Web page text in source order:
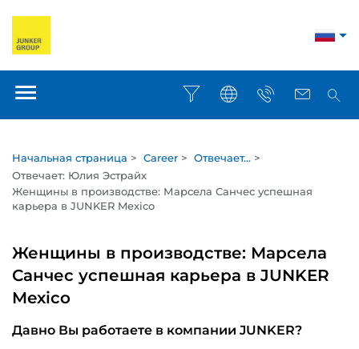
Начальная страница > Career > Отвечает... >
Отвечает: Юлия Эстрайх
Женщины в производстве: Марсела Санчес успешная
карьера в JUNKER Mexico
Женщины в производстве: Марсела
Санчес успешная карьера в JUNKER
Mexico
Давно Вы работаете в компании JUNKER?